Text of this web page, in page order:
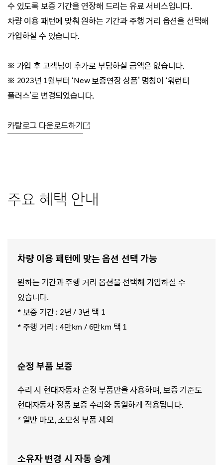
수 있도록 보증 기간을 연장해 드리는 유료 서비스입니다.
차량 이용 패턴에 맞춰 원하는 기간과 주행 거리 옵션을 선택해
가입하실 수 있습니다.
※ 가입 후 고객님이 추가로 부담하실 금액은 없습니다.
※ 2023년 1월부터 ‘New 보증연장 상품’ 명칭이 ‘워런티
플러스’로 변경되었습니다.
카탈로그 다운로드하기
주요 혜택 안내
차량 이용 패턴에 맞는 옵션 선택 가능
원하는 기간과 주행 거리 옵션을 선택해 가입하실 수
있습니다.
* 보증 기간 : 2년 / 3년 택 1
* 주행 거리 : 4만km / 6만km 택 1
순정 부품 보증
수리 시 현대자동차 순정 부품만을 사용하며, 보증 기준도
현대자동차 정품 보증 수리와 동일하게 적용됩니다.
* 일반 마모, 소모성 부품 제외
소유자 변경 시 자동 승계